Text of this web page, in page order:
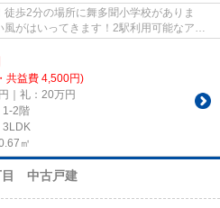
徒歩2分の場所に舞多聞小学校がありま
がはいってきます！2駅利用可能なアク
共益費 4,500円)
｜礼：20万円
1-2階
3LDK
㎡
目 中古戸建